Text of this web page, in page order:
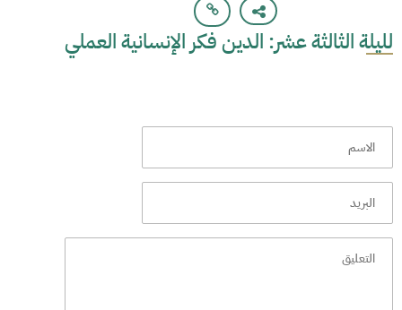
لليلة الثالثة عشر: الدين فكر الإنسانية العملي